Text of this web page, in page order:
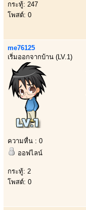
กระทู้: 247
โพสต์: 0
me76125
เริ่มออกจากบ้าน (LV.1)
ความหื่น : 0
ออฟไลน์
กระทู้: 2
โพสต์: 0